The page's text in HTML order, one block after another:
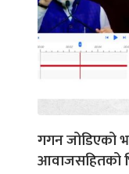
गगन जोडिएको
आवाजसहितको